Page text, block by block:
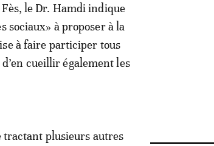
le Dr. Hamdi indique
sociaux» à proposer à la
à faire participer tous
cueillir également les
tractant plusieurs autres